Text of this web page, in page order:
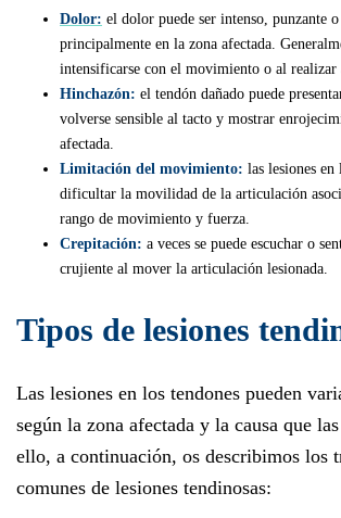
Dolor: el dolor puede ser intenso, punzante
principalmente en la zona afectada.
intensificarse con el movimiento o al realizar
Hinchazón: el tendón dañado puede
volverse sensible al tacto y mostrar
afectada.
Limitación del movimiento: las lesiones en
dificultar la movilidad de la articulación
rango de movimiento y fuerza.
Crepitación: a veces se puede escuchar o
crujiente al mover la articulación lesionada.
Tipos de lesiones
Las lesiones en los tendones pueden
según la zona afectada y la causa que
ello, a continuación, os describimos los
comunes de lesiones tendinosas: